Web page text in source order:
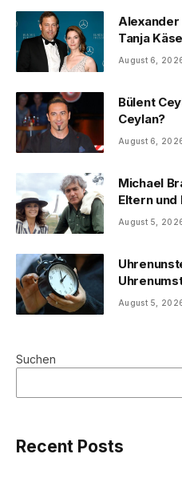
Alexander
Tanja
August 6,
Bülent
Ceylan?
August 6,
Michael
Eltern und
August 5,
August 5,
Suchen
Recent Posts